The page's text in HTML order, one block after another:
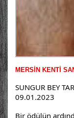
MERSİN KENTİ
SUNGUR BEY
09.01.2023
Bir ödülün